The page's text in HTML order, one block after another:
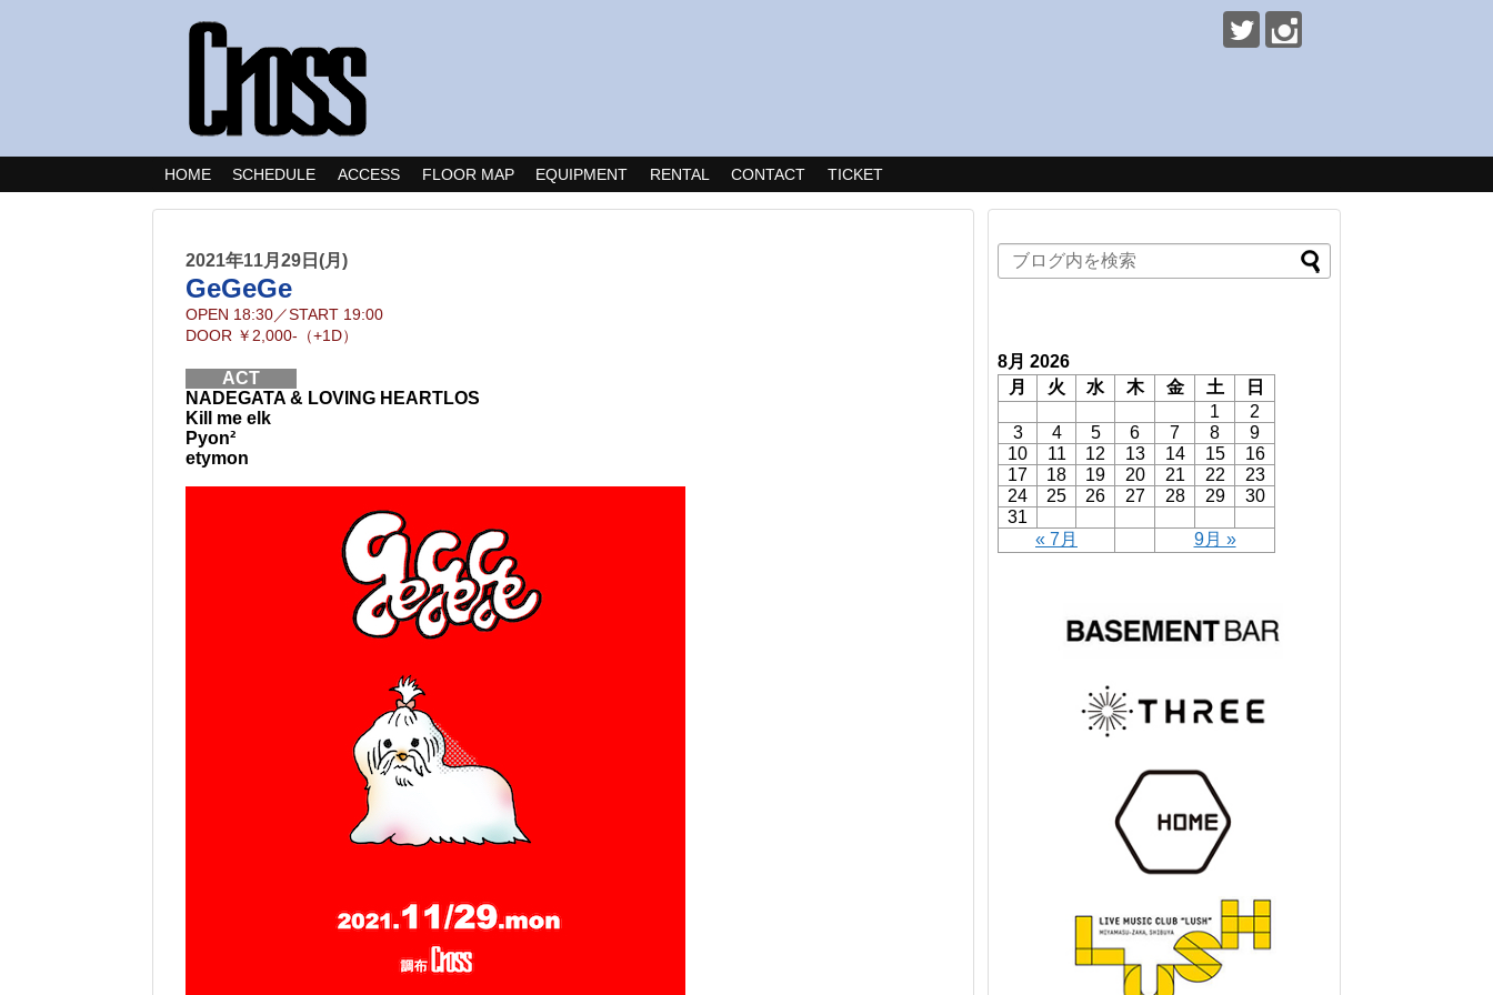
HOME SCHEDULE ACCESS FLOOR MAP EQUIPMENT RENTAL CONTACT TICKET
2021年11月29日(月)
GeGeGe
OPEN 18:30／START 19:00
DOOR ￥2,000-（+1D）
ACT
NADEGATA & LOVING HEARTLOS
Kill me elk
Pyon²
etymon
8月 2026
月
火 水 木 金 土
日
1
2
3
4 5 6 7 8
9
10
11 12 13 14 15
16
17
18 19 20 21 22
23
24
25 26 27 28 29
30
31
« 7月
9月 »